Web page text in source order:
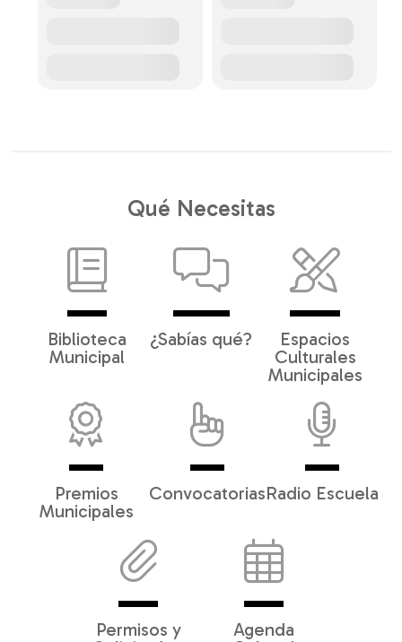
Qué Necesitas
Biblioteca
Municipal
¿Sabías qué?
Espacios
Culturales
Municipales
Premios
Municipales
ConvocatoriasRadio Escuela
Permisos y
Agenda